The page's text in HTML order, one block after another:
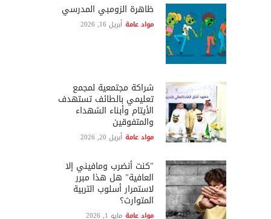
ظاهرة الزومبي المدرسي
مواد عامة أبريل 16, 2026
شراكة مجتمعية لمجمع
تعليمي بالطائف تستهدف
الأيتام وأبناء الشهداء
والمتفوقين
مواد عامة أبريل 20, 2026
"كنت أنضرب ومافيني إلا
العافية" هل هذا مبرر
لاستمرار أسلوب التربية
المتوارث؟
مواد عامة مايو 1, 2026